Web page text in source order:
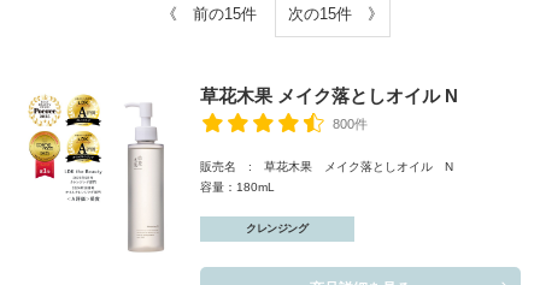
《 前の15件 次の15件 》
草花木果 メイク落としオイル N
800件
販売名 : 草花木果 メイク落としオイル N
容量：180mL
クレンジング